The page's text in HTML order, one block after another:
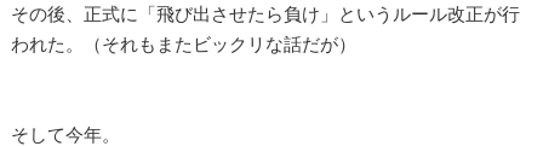
その後、正式に「飛び出させたら負け」というルール改正が行
われた。（それもまたビックリな話だが）
そして今年。